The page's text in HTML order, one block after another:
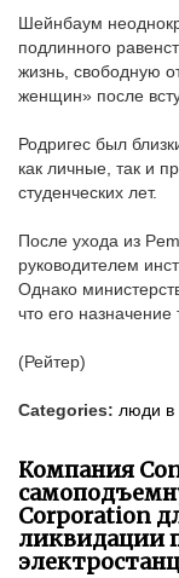
Шейнбаум
подлинного
жизнь, свободную
женщин» после
Родригес был
как личные, так и
студенческих лет.
После ухода из
руководителем
Однако
что его
(Рейтер)
Categories: люди в
Компания
Corporation
ликвидации